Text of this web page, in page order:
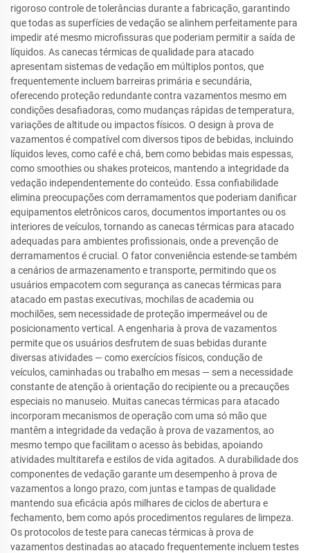
rigoroso controle de tolerâncias durante a fabricação, garantindo
que todas as superfícies de vedação se alinhem perfeitamente para
impedir até mesmo microfissuras que poderiam permitir a saída de
líquidos. As canecas térmicas de qualidade para atacado
apresentam sistemas de vedação em múltiplos pontos, que
frequentemente incluem barreiras primária e secundária,
oferecendo proteção redundante contra vazamentos mesmo em
condições desafiadoras, como mudanças rápidas de temperatura,
variações de altitude ou impactos físicos. O design à prova de
vazamentos é compatível com diversos tipos de bebidas, incluindo
líquidos leves, como café e chá, bem como bebidas mais espessas,
como smoothies ou shakes proteicos, mantendo a integridade da
vedação independentemente do conteúdo. Essa confiabilidade
elimina preocupações com derramamentos que poderiam danificar
equipamentos eletrônicos caros, documentos importantes ou os
interiores de veículos, tornando as canecas térmicas para atacado
adequadas para ambientes profissionais, onde a prevenção de
derramamentos é crucial. O fator conveniência estende-se também
a cenários de armazenamento e transporte, permitindo que os
usuários empacotem com segurança as canecas térmicas para
atacado em pastas executivas, mochilas de academia ou
mochilões, sem necessidade de proteção impermeável ou de
posicionamento vertical. A engenharia à prova de vazamentos
permite que os usuários desfrutem de suas bebidas durante
diversas atividades — como exercícios físicos, condução de
veículos, caminhadas ou trabalho em mesas — sem a necessidade
constante de atenção à orientação do recipiente ou a precauções
especiais no manuseio. Muitas canecas térmicas para atacado
incorporam mecanismos de operação com uma só mão que
mantêm a integridade da vedação à prova de vazamentos, ao
mesmo tempo que facilitam o acesso às bebidas, apoiando
atividades multitarefa e estilos de vida agitados. A durabilidade dos
componentes de vedação garante um desempenho à prova de
vazamentos a longo prazo, com juntas e tampas de qualidade
mantendo sua eficácia após milhares de ciclos de abertura e
fechamento, bem como após procedimentos regulares de limpeza.
Os protocolos de teste para canecas térmicas à prova de
vazamentos destinadas ao atacado frequentemente incluem testes